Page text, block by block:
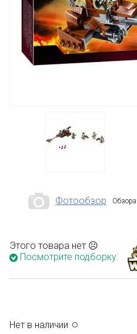
Фотообзор
Этого товара нет ☹
Посмотрите подборку:
Нет в наличии